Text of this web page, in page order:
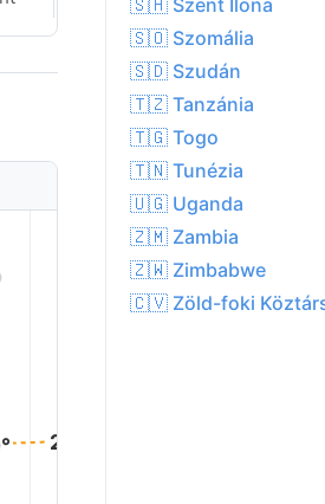
23.0°
8
🇸🇭 Szent Ilona
🇸🇴 Szomália
🇸🇩 Szudán
🇹🇿 Tanzánia
🇹🇬 Togo
🇹🇳 Tunézia
🇺🇬 Uganda
🇿🇲 Zambia
🇿🇼 Zimbabwe
🇨🇻 Zöld-foki